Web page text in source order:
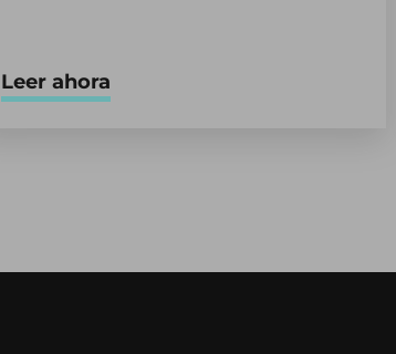
Leer ahora